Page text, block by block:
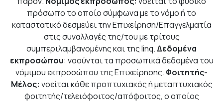
πρόσωπο το οποίο σύμφωνα με το νόμο ή το
καταστατικό δεσμεύει την Επιχείρηση/Επαγγελματία
στις συναλλαγές της/του με τρίτους
συμπεριλαμβανομένης και της linq.Δεδομένα
εκπροσώπου: νοούνται τα προσωπικά δεδομένα του
νόμιμου εκπροσώπου της Επιχείρησης. Φοιτητής-
Μέλος: νοείται κάθε προπτυχιακός ή μεταπτυχιακός
φοιτητής/τελειόφοιτος/απόφοιτος, ο οποίος